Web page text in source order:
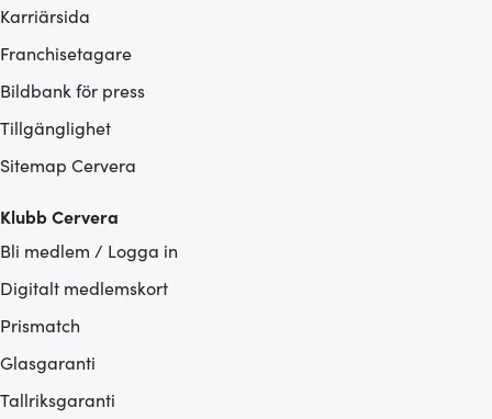
Karriärsida
Franchisetagare
Bildbank för press
Tillgänglighet
Sitemap Cervera
Klubb Cervera
Bli medlem / Logga in
Digitalt medlemskort
Prismatch
Glasgaranti
Tallriksgaranti